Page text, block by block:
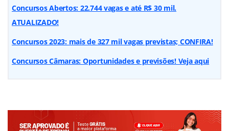
Concursos Abertos: 22.744 vagas e até R$ 30 mil.
ATUALIZADO!
Concursos 2023: mais de 327 mil vagas previstas; CONFIRA!
Concursos Câmaras: Oportunidades e previsões! Veja aqui